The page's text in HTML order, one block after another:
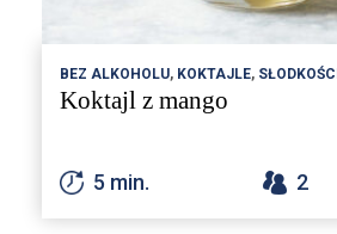
BEZ ALKOHOLU, KOKTAJLE,
Koktajl z mango
5 min. 2